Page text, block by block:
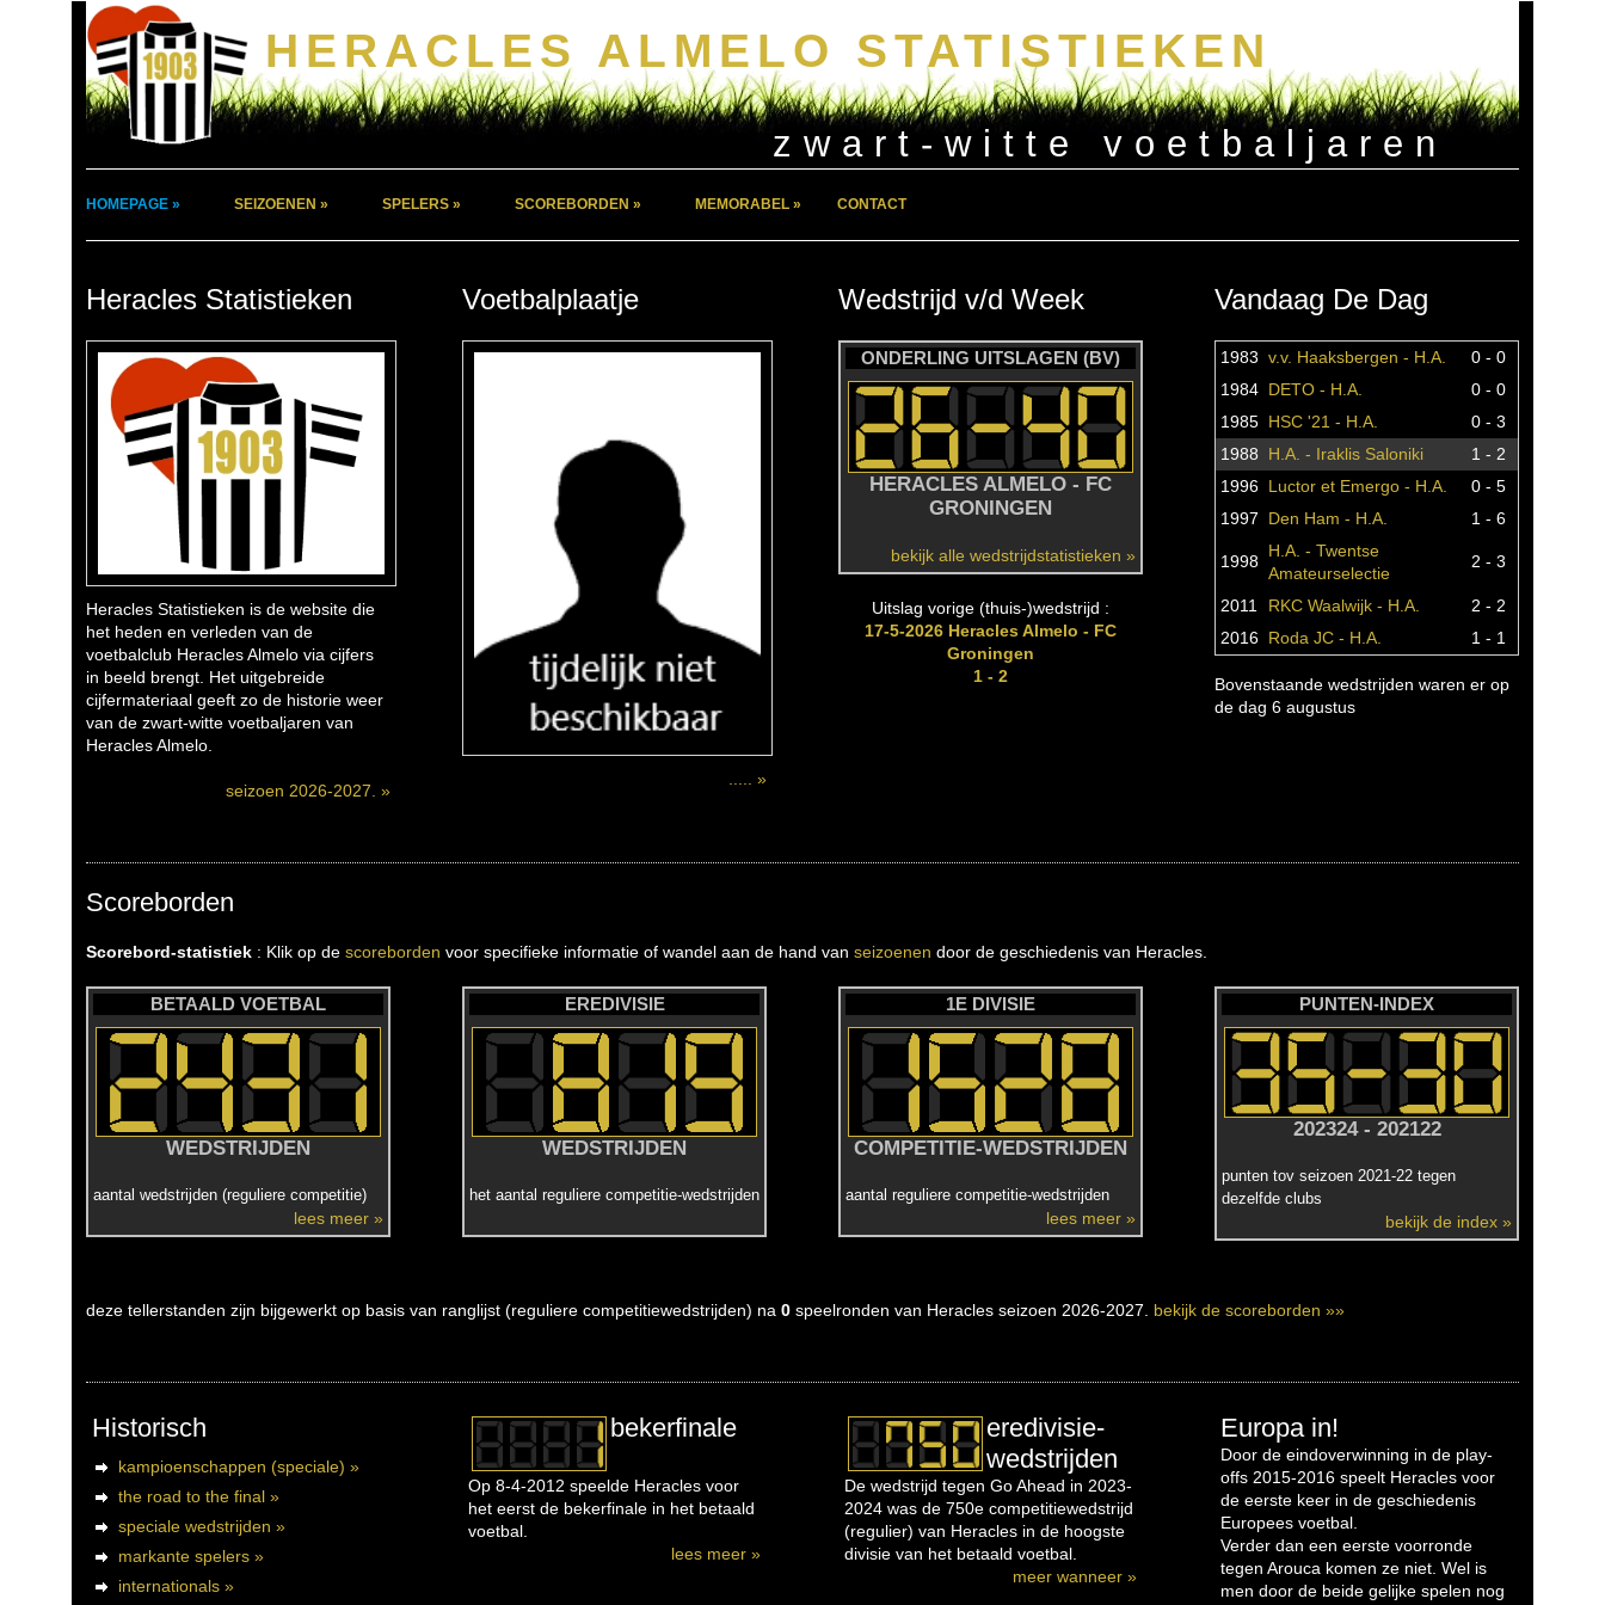
HERACLES ALMELO STATISTIEKEN
zwart-witte voetbaljaren
HOMEPAGE » SEIZOENEN » SPELERS » SCOREBORDEN » MEMORABEL » CONTACT
Heracles Statistieken
Heracles Statistieken is de website die
het heden en verleden van de
voetbalclub Heracles Almelo via cijfers
in beeld brengt. Het uitgebreide
cijfermateriaal geeft zo de historie weer
van de zwart-witte voetbaljaren van
Heracles Almelo.
seizoen 2026-2027. »
Voetbalplaatje
..... »
Wedstrijd v/d Week
ONDERLING UITSLAGEN (BV)
HERACLES ALMELO - FC
GRONINGEN
bekijk alle wedstrijdstatistieken »
Uitslag vorige (thuis-)wedstrijd :
17-5-2026 Heracles Almelo - FC
Groningen
1 - 2
Vandaag De Dag
1983 v.v. Haaksbergen - H.A.
0 - 0
1984 DETO - H.A.
0 - 0
1985 HSC '21 - H.A.
0 - 3
1988
H.A. - Iraklis Saloniki
1 - 2
1996 Luctor et Emergo - H.A.
0 - 5
1997
Den Ham - H.A. 1 - 6
1998
H.A. - Twentse
Amateurselectie
2 - 3
2011 RKC Waalwijk - H.A.
2 - 2
2016 Roda JC - H.A. 1 - 1
Bovenstaande wedstrijden waren er op
de dag 6 augustus
Scoreborden
Scorebord-statistiek : Klik op de scoreborden voor specifieke informatie of wandel aan de hand van seizoenen door de geschiedenis van Heracles.
BETAALD VOETBAL
WEDSTRIJDEN
aantal wedstrijden (reguliere competitie)
lees meer »
EREDIVISIE
WEDSTRIJDEN
het aantal reguliere competitie-wedstrijden
1E DIVISIE
COMPETITIE-WEDSTRIJDEN
aantal reguliere competitie-wedstrijden
lees meer »
PUNTEN-INDEX
202324 - 202122
punten tov seizoen 2021-22 tegen
dezelfde clubs
bekijk de index »
deze tellerstanden zijn bijgewerkt op basis van ranglijst (reguliere competitiewedstrijden) na 0 speelronden van Heracles seizoen 2026-2027. bekijk de scoreborden »»
Historisch
kampioenschappen (speciale) »
the road to the final »
speciale wedstrijden »
markante spelers »
internationals »
bekerfinale
Op 8-4-2012 speelde Heracles voor
het eerst de bekerfinale in het betaald
voetbal.
lees meer »
eredivisie-
wedstrijden
De wedstrijd tegen Go Ahead in 2023-
2024 was de 750e competitiewedstrijd
(regulier) van Heracles in de hoogste
divisie van het betaald voetbal.
meer wanneer »
Europa in!
Door de eindoverwinning in de play-
offs 2015-2016 speelt Heracles voor
de eerste keer in de geschiedenis
Europees voetbal.
Verder dan een eerste voorronde
tegen Arouca komen ze niet. Wel is
men door de beide gelijke spelen nog